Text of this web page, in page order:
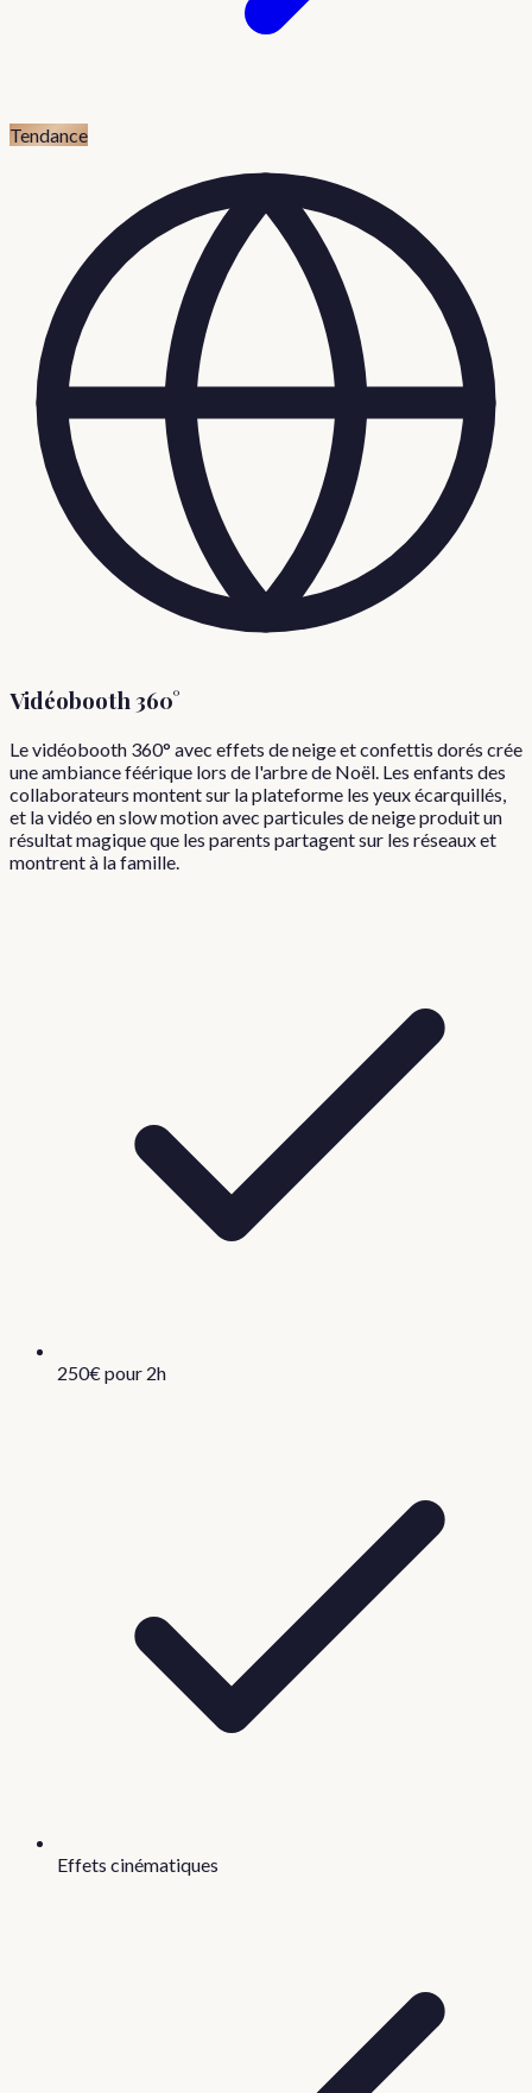
Tendance
Vidéobooth 360°
Le vidéobooth 360° avec effets de neige et confettis dorés crée
une ambiance féérique lors de l'arbre de Noël. Les enfants des
collaborateurs montent sur la plateforme les yeux écarquillés,
et la vidéo en slow motion avec particules de neige produit un
résultat magique que les parents partagent sur les réseaux et
montrent à la famille.
250€ pour 2h
Effets cinématiques